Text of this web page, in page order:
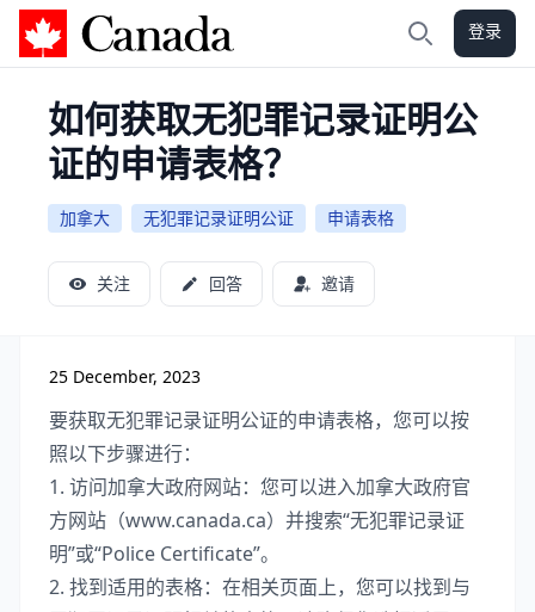
加拿大攻略 登录
如何获取无犯罪记录证明公
证的申请表格？
加拿大 无犯罪记录证明公证 申请表格
关注 回答 邀请
25 December, 2023
要获取无犯罪记录证明公证的申请表格，您可以按
照以下步骤进行：
1. 访问加拿大政府网站：您可以进入加拿大政府官
方网站（www.canada.ca）并搜索“无犯罪记录证
明”或“Police Certificate”。
2. 找到适用的表格：在相关页面上，您可以找到与